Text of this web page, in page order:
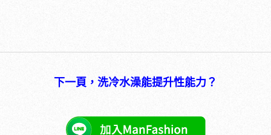
下一頁，洗冷水澡能提升性能力？